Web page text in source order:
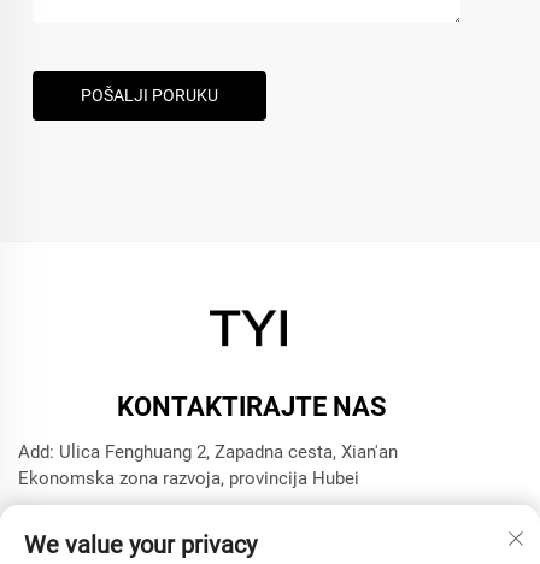
POŠALJI PORUKU
KONTAKTIRAJTE NAS
Add: Ulica Fenghuang 2, Zapadna cesta, Xian'an
Ekonomska zona razvoja, provincija Hubei
E-mail:[email protected]
We value your privacy